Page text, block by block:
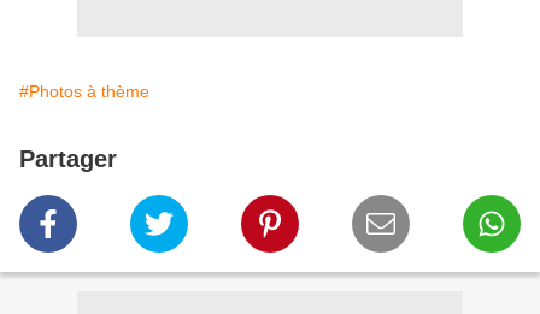
#Photos à thème
Partager